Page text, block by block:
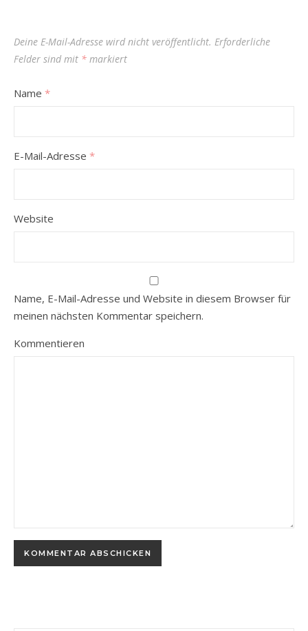
Deine E-Mail-Adresse wird nicht veröffentlicht. Erforderliche
Felder sind mit * markiert
Name *
E-Mail-Adresse *
Website
Name, E-Mail-Adresse und Website in diesem Browser für
meinen nächsten Kommentar speichern.
Kommentieren